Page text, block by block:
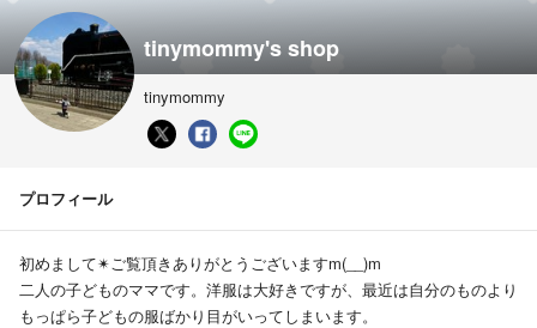
tinymommy's shop
tinymommy
プロフィール
初めまして✴ご覧頂きありがとうございますm(__)m
二人の子どものママです。洋服は大好きですが、最近は自分のものより
もっぱら子どもの服ばかり目がいってしまいます。